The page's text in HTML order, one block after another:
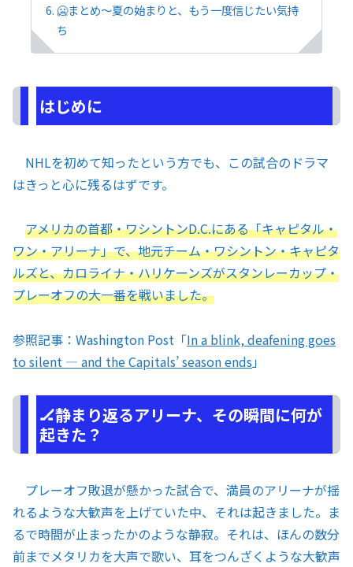
🥶まとめ～夏の始まりと、もう一度信じたい気持
ち
はじめに
NHLを初めて知ったという方でも、この試合のドラマ
はきっと心に残るはずです。
アメリカの首都・ワシントンD.C.にある「キャピタル・
ワン・アリーナ」で、地元チーム・ワシントン・キャピタ
ルズと、カロライナ・ハリケーンズがスタンレーカップ・
プレーオフの大一番を戦いました。
参照記事：Washington Post「In a blink, deafening goes
to silent ― and the Capitals’ season ends」
🏒静まり返るアリーナ、その瞬間に何が
起きた？
プレーオフ敗退が懸かった試合で、満員のアリーナが揺
れるような大歓声を上げていた中、それは起きました。ま
るで時間が止まったかのような静寂。それは、ほんの数分
前までメタリカを大声で歌い、耳をつんざくような大歓声